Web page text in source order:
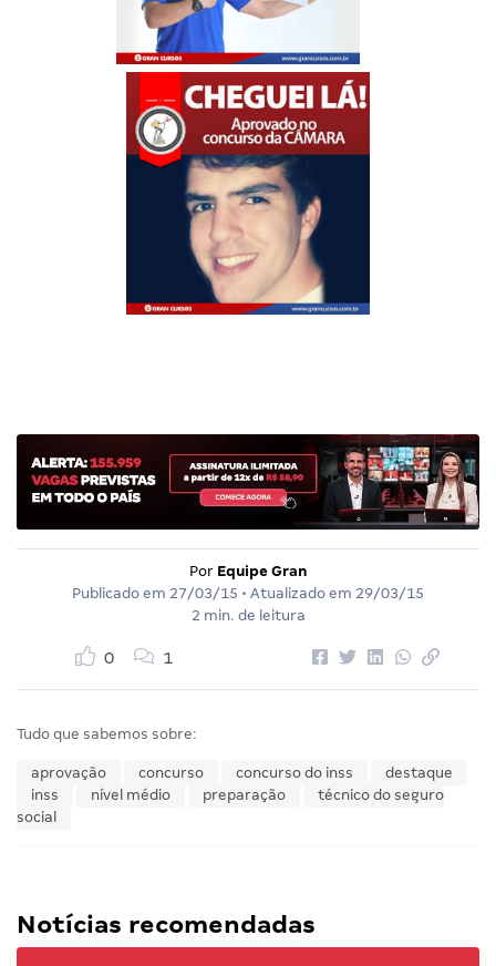
Por Equipe Gran
Publicado em 27/03/15 • Atualizado em 29/03/15
2 min. de leitura
0 1
Tudo que sabemos sobre:
aprovação concurso concurso do inss
destaque
inss
nível médio preparação
técnico do seguro
social
Notícias recomendadas